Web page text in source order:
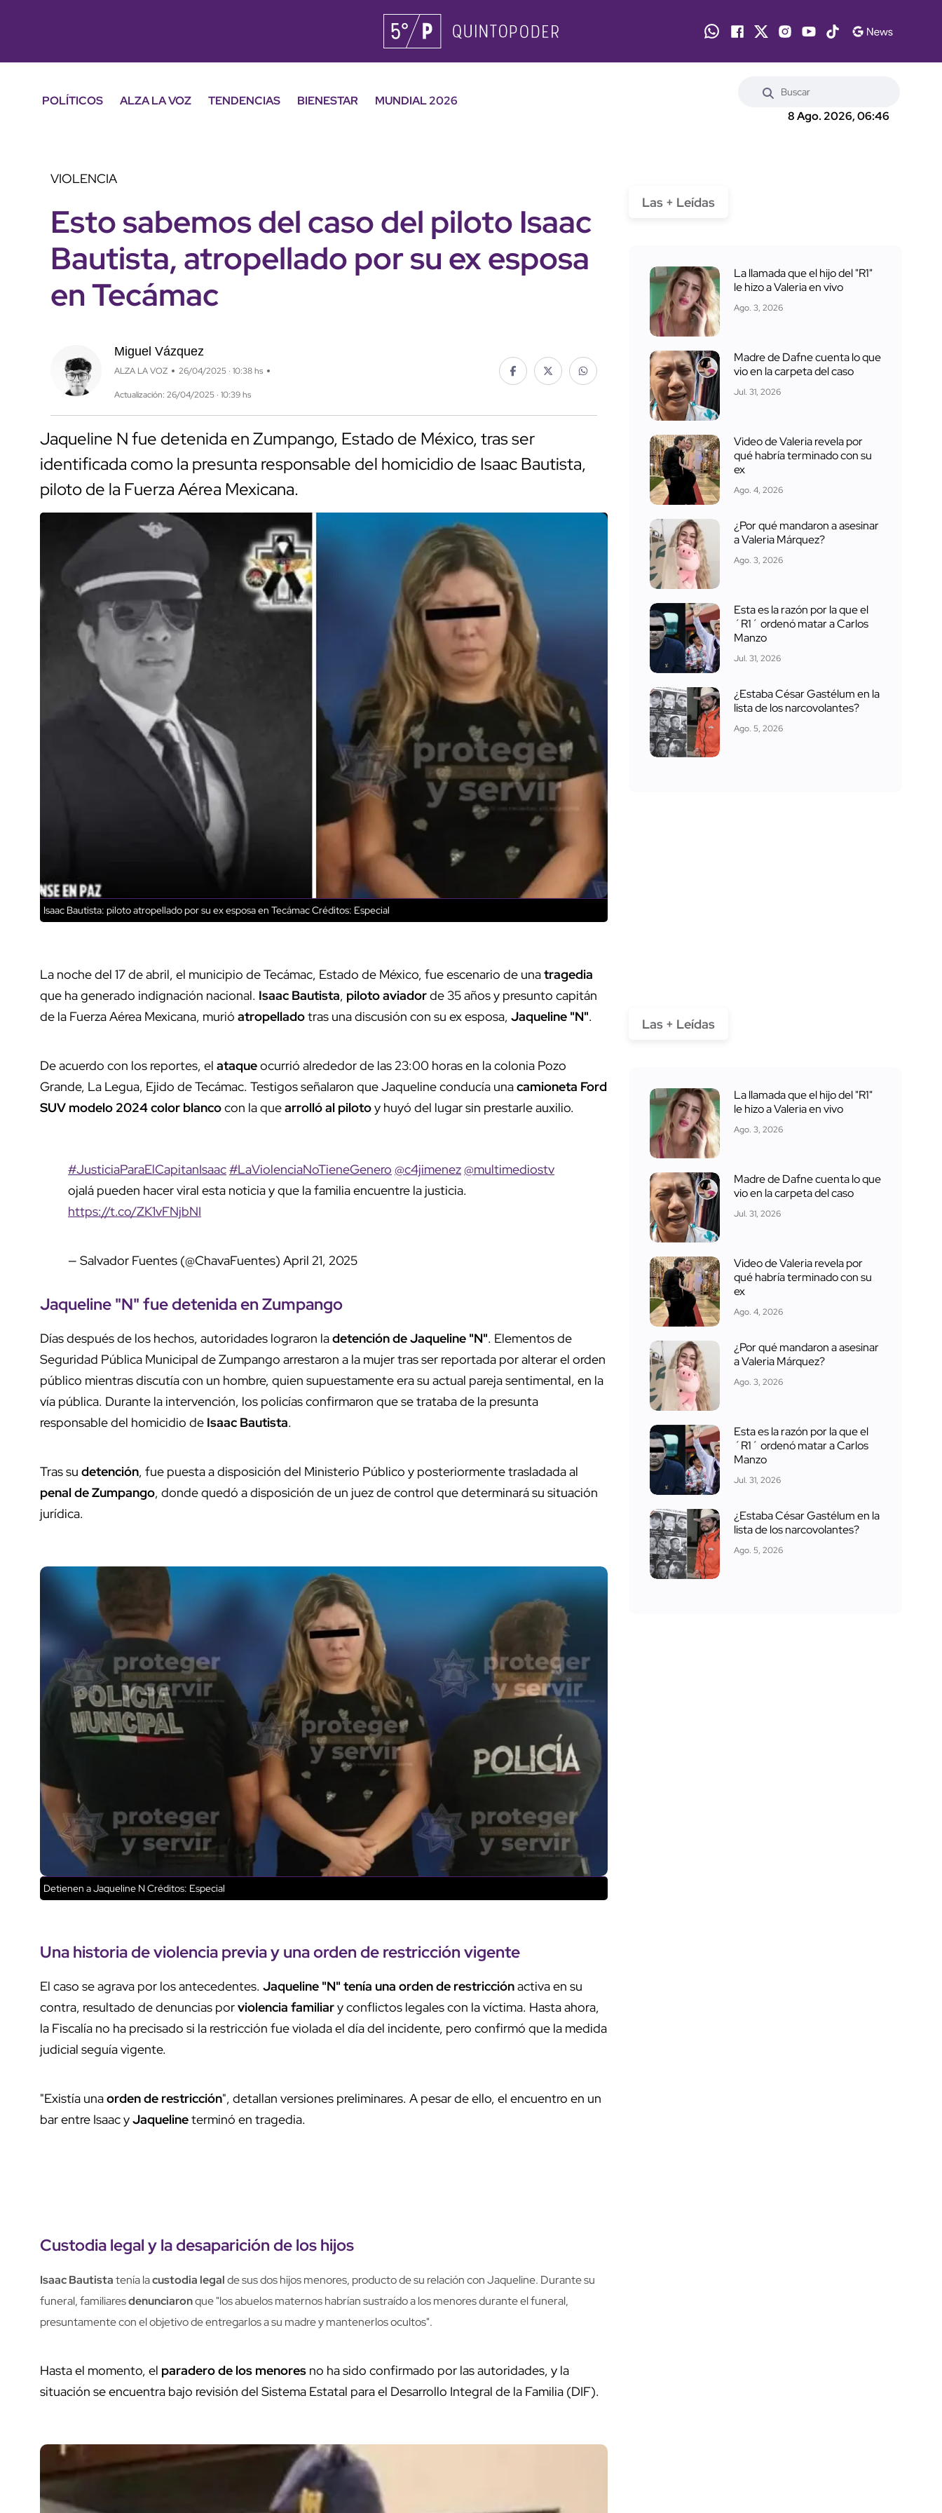
POLÍTICOS ALZA LA VOZ TENDENCIAS BIENESTAR
MUNDIAL 2026
8 Ago. 2026, 06:46
VIOLENCIA
Esto sabemos del caso del piloto Isaac
Bautista, atropellado por su ex esposa
en Tecámac
Miguel Vázquez
ALZA LA VOZ 26/04/2025 · 10:38 hs
Actualización: 26/04/2025 · 10:39 hs
Jaqueline N fue detenida en Zumpango, Estado de México, tras ser
identificada como la presunta responsable del homicidio de Isaac Bautista,
piloto de la Fuerza Aérea Mexicana.
Isaac Bautista: piloto atropellado por su ex esposa en TecámacCréditos: Especial
La noche del 17 de abril, el municipio de Tecámac, Estado de México, fue escenario de unatragedia
que ha generado indignación nacional. Isaac Bautista, piloto aviadorde 35 años y presunto capitán
de la Fuerza Aérea Mexicana, murió atropelladotras una discusión con su ex esposa, Jaqueline "N".
De acuerdo con los reportes, el ataqueocurrió alrededor de las 23:00 horas en la colonia Pozo
Grande, La Legua, Ejido de Tecámac. Testigos señalaron que Jaqueline conducía unacamioneta Ford
SUV modelo 2024 color blancocon la quearrolló al pilotoy huyó del lugar sin prestarle auxilio.
#JusticiaParaElCapitanIsaac#LaViolenciaNoTieneGenero @c4jimenez@multimediostv
ojalá pueden hacer viral esta noticia y que la familia encuentre la justicia.
https://t.co/ZK1vFNjbNI
— Salvador Fuentes (@ChavaFuentes) April 21, 2025
Jaqueline "N" fue detenida en Zumpango
Días después de los hechos, autoridades lograron ladetención de Jaqueline "N". Elementos de
Seguridad Pública Municipal de Zumpango arrestaron a la mujer tras ser reportada por alterar el orden
público mientras discutía con un hombre, quien supuestamente era su actual pareja sentimental, en la
vía pública. Durante la intervención, los policías confirmaron que se trataba de la presunta
responsable del homicidio de Isaac Bautista.
Tras su detención, fue puesta a disposición del Ministerio Público y posteriormente trasladada al
penal de Zumpango, donde quedó a disposición de un juez de control que determinará su situación
jurídica.
Detienen a Jaqueline N Créditos: Especial
Una historia de violencia previa y una orden de restricción vigente
El caso se agrava por los antecedentes. Jaqueline "N" tenía una orden de restricciónactiva en su
contra, resultado de denuncias porviolencia familiary conflictos legales con la víctima. Hasta ahora,
la Fiscalía no ha precisado si la restricción fue violada el día del incidente, pero confirmó que la medida
judicial seguía vigente.
"Existía unaorden de restricción", detallan versiones preliminares. A pesar de ello, el encuentro en un
bar entre Isaac yJaquelineterminó en tragedia.
Custodia legal y la desaparición de los hijos
Isaac Bautistatenía lacustodia legalde sus dos hijos menores, producto de su relación con Jaqueline. Durante su
funeral, familiaresdenunciaronque "los abuelos maternos habrían sustraído a los menores durante el funeral,
presuntamente con el objetivo de entregarlos a su madre y mantenerlos ocultos".
Hasta el momento, el paradero de los menores no ha sido confirmado por las autoridades, y la
situación se encuentra bajo revisión del Sistema Estatal para el Desarrollo Integral de la Familia (DIF).
Las + Leídas
La llamada que el hijo del "R1"
le hizo a Valeria en vivo
Ago. 3, 2026
Madre de Dafne cuenta lo que
vio en la carpeta del caso
Jul. 31, 2026
Video de Valeria revela por
qué habría terminado con su
ex
Ago. 4, 2026
¿Por qué mandaron a asesinar
a Valeria Márquez?
Ago. 3, 2026
Esta es la razón por la que el
´R1´ ordenó matar a Carlos
Manzo
Jul. 31, 2026
¿Estaba César Gastélum en la
lista de los narcovolantes?
Ago. 5, 2026
Las + Leídas
La llamada que el hijo del "R1"
le hizo a Valeria en vivo
Ago. 3, 2026
Madre de Dafne cuenta lo que
vio en la carpeta del caso
Jul. 31, 2026
Video de Valeria revela por
qué habría terminado con su
ex
Ago. 4, 2026
¿Por qué mandaron a asesinar
a Valeria Márquez?
Ago. 3, 2026
Esta es la razón por la que el
´R1´ ordenó matar a Carlos
Manzo
Jul. 31, 2026
¿Estaba César Gastélum en la
lista de los narcovolantes?
Ago. 5, 2026